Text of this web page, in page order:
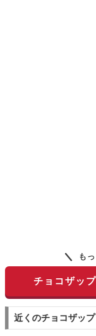
も
チョコザッ
近くのチョコザップ